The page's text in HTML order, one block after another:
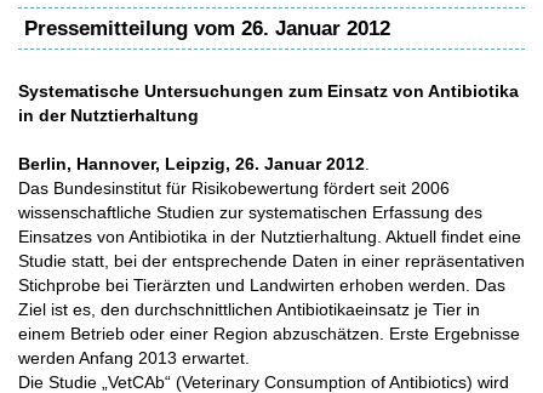
Pressemitteilung vom 26. Januar 2012
Systematische Untersuchungen zum Einsatz von Antibiotika
in der Nutztierhaltung
Berlin, Hannover, Leipzig, 26. Januar 2012
Das Bundesinstitut für Risikobewertung fördert seit 2006
wissenschaftliche Studien zur systematischen Erfassung des
Einsatzes von Antibiotika in der Nutztierhaltung. Aktuell findet eine
Studie statt, bei der entsprechende Daten in einer repräsentativen
Stichprobe bei Tierärzten und Landwirten erhoben werden. Das
Ziel ist es, den durchschnittlichen Antibiotikaeinsatz je Tier in
einem Betrieb oder einer Region abzuschätzen. Erste Ergebnisse
werden Anfang 2013 erwartet.
Die Studie „VetCAb“ (Veterinary Consumption of Antibiotics) wird